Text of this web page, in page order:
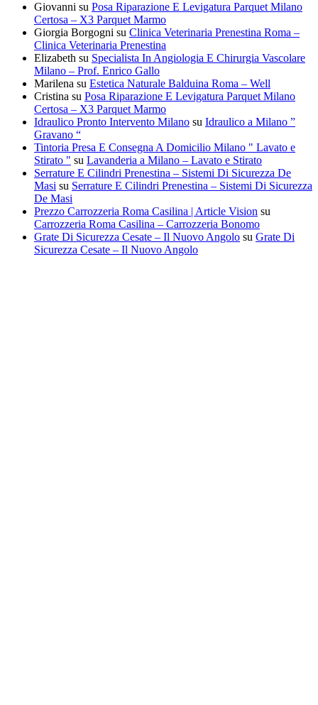
Giovanni su Posa Riparazione E Levigatura Parquet Milano
Certosa – X3 Parquet Marmo
Giorgia Borgogni su Clinica Veterinaria Prenestina Roma –
Clinica Veterinaria Prenestina
Elizabeth su Specialista In Angiologia E Chirurgia Vascolare
Milano – Prof. Enrico Gallo
Marilena su Estetica Naturale Balduina Roma – Well
Cristina su Posa Riparazione E Levigatura Parquet Milano
Certosa – X3 Parquet Marmo
Idraulico Pronto Intervento Milano su Idraulico a Milano ”
Gravano “
Tintoria Presa E Consegna A Domicilio Milano " Lavato e
Stirato " su Lavanderia a Milano – Lavato e Stirato
Serrature E Cilindri Prenestina – Sistemi Di Sicurezza De
Masi su Serrature E Cilindri Prenestina – Sistemi Di Sicurezza
De Masi
Prezzo Carrozzeria Roma Casilina | Article Vision su
Carrozzeria Roma Casilina – Carrozzeria Bonomo
Grate Di Sicurezza Cesate – Il Nuovo Angolo su Grate Di
Sicurezza Cesate – Il Nuovo Angolo